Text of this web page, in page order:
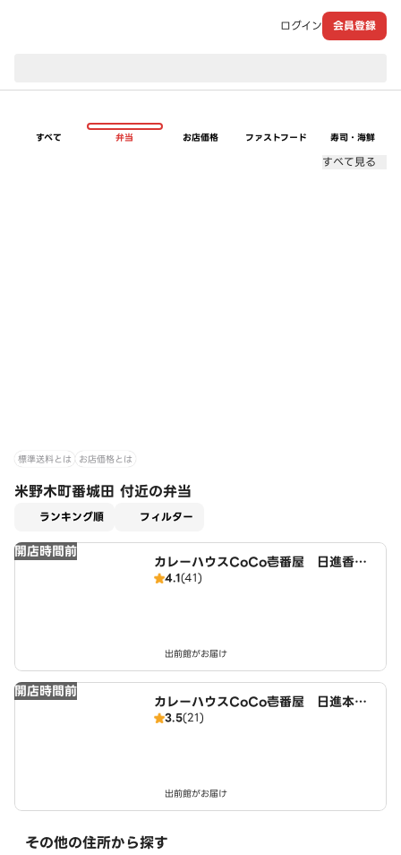
ログイン 会員登録
すべて 弁当 お店価格 ファストフード 寿司・海鮮
すべて見る
標準送料とは お店価格とは
米野木町番城田 付近の弁当
ランキング順 フィルター
開店時間前
カレーハウスCoCo壱番屋 日進香久
山店（SD）
4.1(41)
出前館がお届け
開店時間前
カレーハウスCoCo壱番屋 日進本郷
町店（SD）
3.5(21)
出前館がお届け
その他の住所から探す